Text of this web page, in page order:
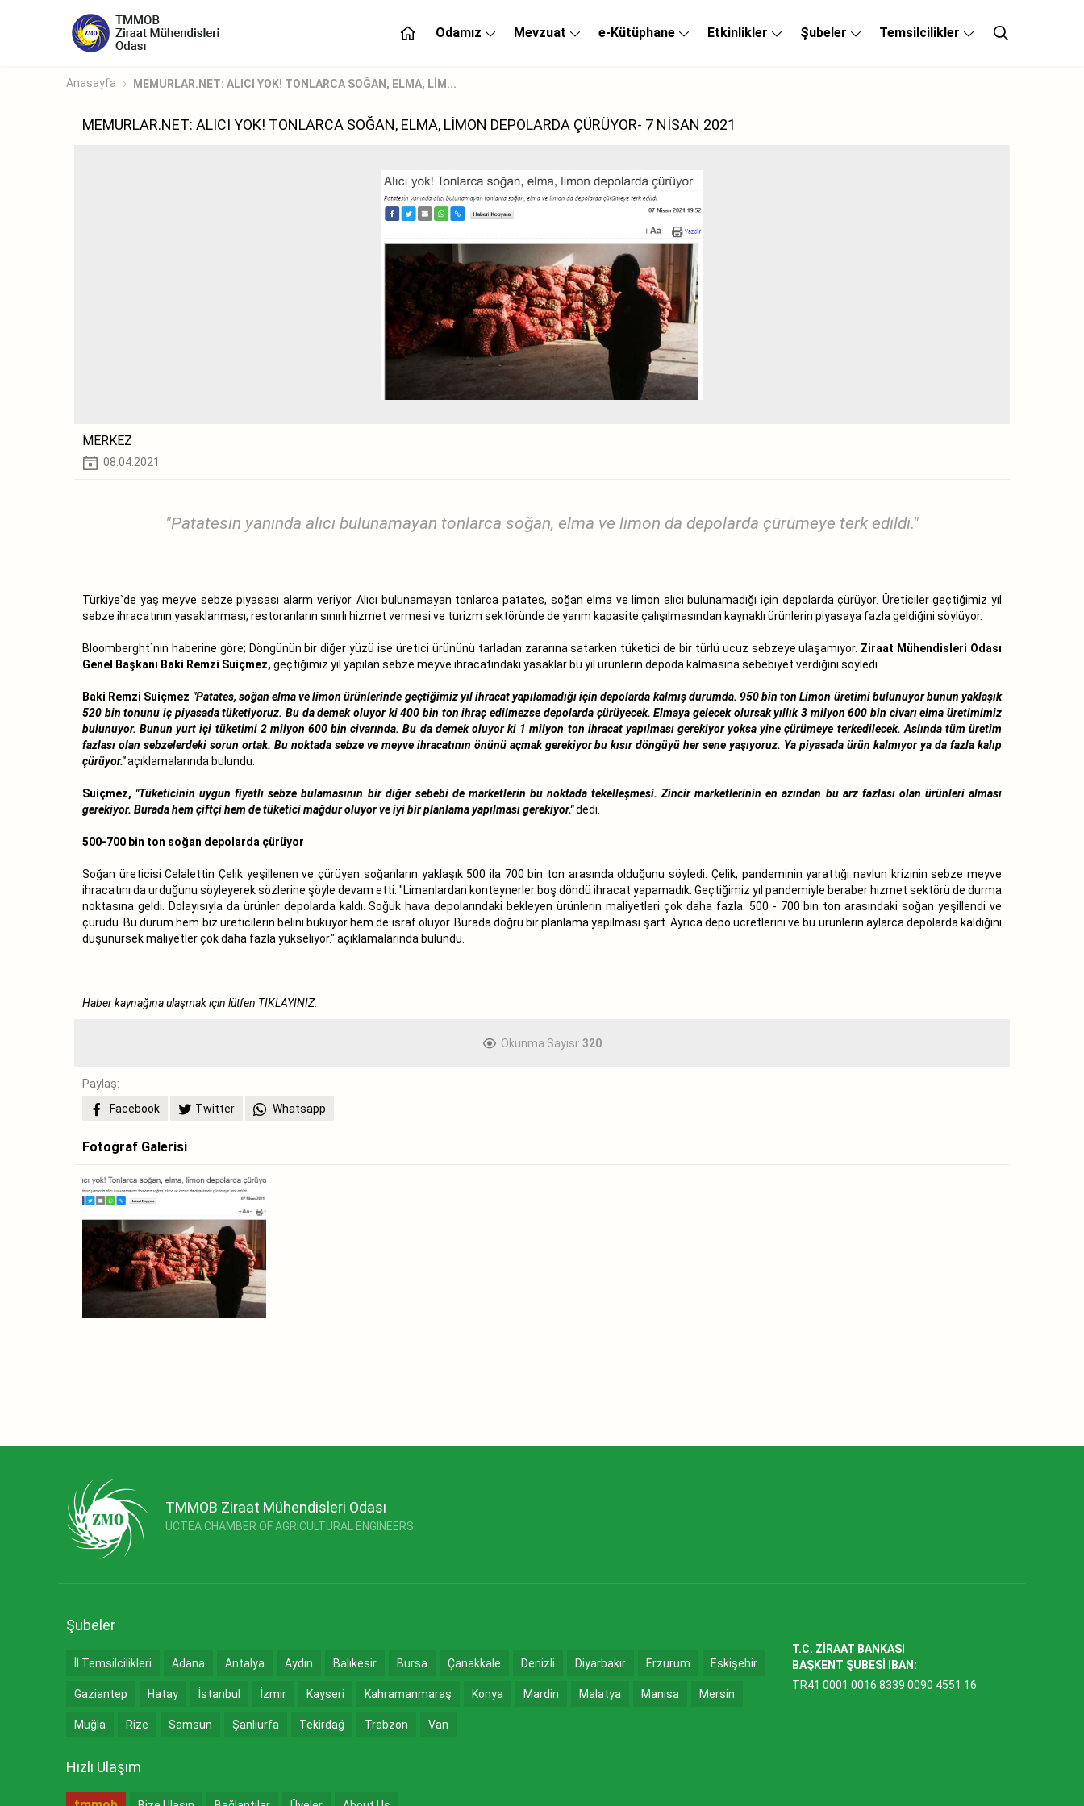
Odamız Mevzuat e-Kütüphane Etkinlikler Şubeler Temsilcilikler
Anasayfa MEMURLAR.NET: ALICI YOK! TONLARCA SOĞAN, ELMA, LİM...
MEMURLAR.NET: ALICI YOK! TONLARCA SOĞAN, ELMA, LİMON DEPOLARDA ÇÜRÜYOR- 7 NİSAN 2021
MERKEZ
08.04.2021
"Patatesin yanında alıcı bulunamayan tonlarca soğan, elma ve limon da depolarda çürümeye terk edildi."
Türkiye`de yaş meyve sebze piyasası alarm veriyor. Alıcı bulunamayan tonlarca patates, soğan elma ve limon alıcı bulunamadığı için depolarda çürüyor. Üreticiler geçtiğimiz yıl
sebze ihracatının yasaklanması, restoranların sınırlı hizmet vermesi ve turizm sektöründe de yarım kapasite çalışılmasından kaynaklı ürünlerin piyasaya fazla geldiğini söylüyor.
Bloomberght`nin haberine göre; Döngünün bir diğer yüzü ise üretici ürününü tarladan zararına satarken tüketici de bir türlü ucuz sebzeye ulaşamıyor. Ziraat Mühendisleri Odası
Genel Başkanı Baki Remzi Suiçmez, geçtiğimiz yıl yapılan sebze meyve ihracatındaki yasaklar bu yıl ürünlerin depoda kalmasına sebebiyet verdiğini söyledi.
Baki Remzi Suiçmez "Patates, soğan elma ve limon ürünlerinde geçtiğimiz yıl ihracat yapılamadığı için depolarda kalmış durumda. 950 bin ton Limon üretimi bulunuyor bunun yaklaşık
520 bin tonunu iç piyasada tüketiyoruz. Bu da demek oluyor ki 400 bin ton ihraç edilmezse depolarda çürüyecek. Elmaya gelecek olursak yıllık 3 milyon 600 bin civarı elma üretimimiz
bulunuyor. Bunun yurt içi tüketimi 2 milyon 600 bin civarında. Bu da demek oluyor ki 1 milyon ton ihracat yapılması gerekiyor yoksa yine çürümeye terkedilecek. Aslında tüm üretim
fazlası olan sebzelerdeki sorun ortak. Bu noktada sebze ve meyve ihracatının önünü açmak gerekiyor bu kısır döngüyü her sene yaşıyoruz. Ya piyasada ürün kalmıyor ya da fazla kalıp
çürüyor."açıklamalarında bulundu.
Suiçmez, "Tüketicinin uygun fiyatlı sebze bulamasının bir diğer sebebi de marketlerin bu noktada tekelleşmesi. Zincir marketlerinin en azından bu arz fazlası olan ürünleri alması
gerekiyor. Burada hem çiftçi hem de tüketici mağdur oluyor ve iyi bir planlama yapılması gerekiyor."dedi.
500-700 bin ton soğan depolarda çürüyor
Soğan üreticisi Celalettin Çelik yeşillenen ve çürüyen soğanların yaklaşık 500 ila 700 bin ton arasında olduğunu söyledi. Çelik, pandeminin yarattığı navlun krizinin sebze meyve
ihracatını da urduğunu söyleyerek sözlerine şöyle devam etti: "Limanlardan konteynerler boş döndü ihracat yapamadık. Geçtiğimiz yıl pandemiyle beraber hizmet sektörü de durma
noktasına geldi. Dolayısıyla da ürünler depolarda kaldı. Soğuk hava depolarındaki bekleyen ürünlerin maliyetleri çok daha fazla. 500 - 700 bin ton arasındaki soğan yeşillendi ve
çürüdü. Bu durum hem biz üreticilerin belini büküyor hem de israf oluyor. Burada doğru bir planlama yapılması şart. Ayrıca depo ücretlerini ve bu ürünlerin aylarca depolarda kaldığını
düşünürsek maliyetler çok daha fazla yükseliyor." açıklamalarında bulundu.
Haber kaynağına ulaşmak için lütfen TIKLAYINIZ.
Okunma Sayısı: 320
Paylaş:
Facebook
Twitter Whatsapp
Fotoğraf Galerisi
TMMOB Ziraat Mühendisleri Odası
UCTEA CHAMBER OF AGRICULTURAL ENGINEERS
Şubeler
İl Temsilcilikleri Adana Antalya Aydın Balıkesir Bursa Çanakkale Denizli Diyarbakır Erzurum Eskişehir
Gaziantep Hatay İstanbul İzmir Kayseri Kahramanmaraş Konya Mardin Malatya Manisa Mersin
Muğla Rize Samsun Şanlıurfa Tekirdağ Trabzon Van
Hızlı Ulaşım
T.C. ZİRAAT BANKASI
BAŞKENT ŞUBESİ IBAN:
TR41 0001 0016 8339 0090 4551 16